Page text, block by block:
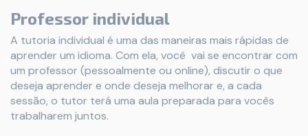
Professor individual
A tutoria individual é uma das maneiras mais rápidas de
aprender um idioma. Com ela, você vai se encontrar com
um professor (pessoalmente ou online), discutir o que
deseja aprender e onde deseja melhorar e, a cada
sessão, o tutor terá uma aula preparada para vocês
trabalharem juntos.